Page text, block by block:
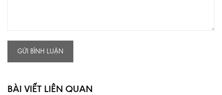
GỬI BÌNH LUẬN
BÀI VIẾT LIÊN QUAN